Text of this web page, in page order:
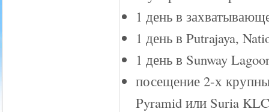
1 день в
1 день в Putrajaya,
1 день в Sunway
посещение 2-х
Pyramid или Suria